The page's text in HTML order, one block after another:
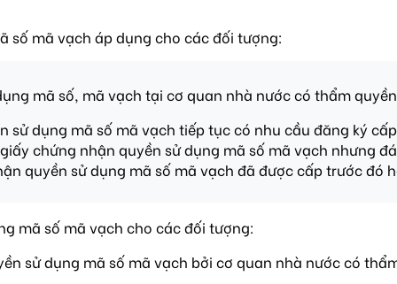
số mã vạch áp dụng cho các đối tượng:
mã số, mã vạch tại cơ quan nhà nước có thẩm
sử dụng mã số mã vạch tiếp tục có nhu cầu đăng ký
chứng nhận quyền sử dụng mã số mã vạch nhưng
quyền sử dụng mã số mã vạch đã được cấp trước đó
mã số mã vạch cho các đối tượng:
sử dụng mã số mã vạch bởi cơ quan nhà nước có